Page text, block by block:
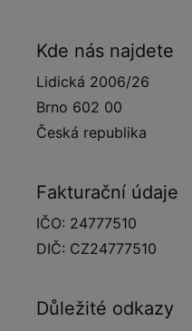
Kde nás najdete
Lidická 2006/26
Brno 602 00
Česká republika
Fakturační údaje
IČO: 24777510
DIČ: CZ24777510
Důležité odkazy